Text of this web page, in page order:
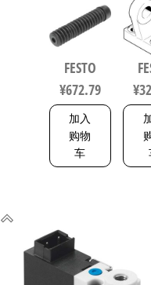
缸波纹管
保护套 行
符合ISO
6432 / ISO
15552
553463
FESTO
¥672.79
加入
购物
车
件
¥